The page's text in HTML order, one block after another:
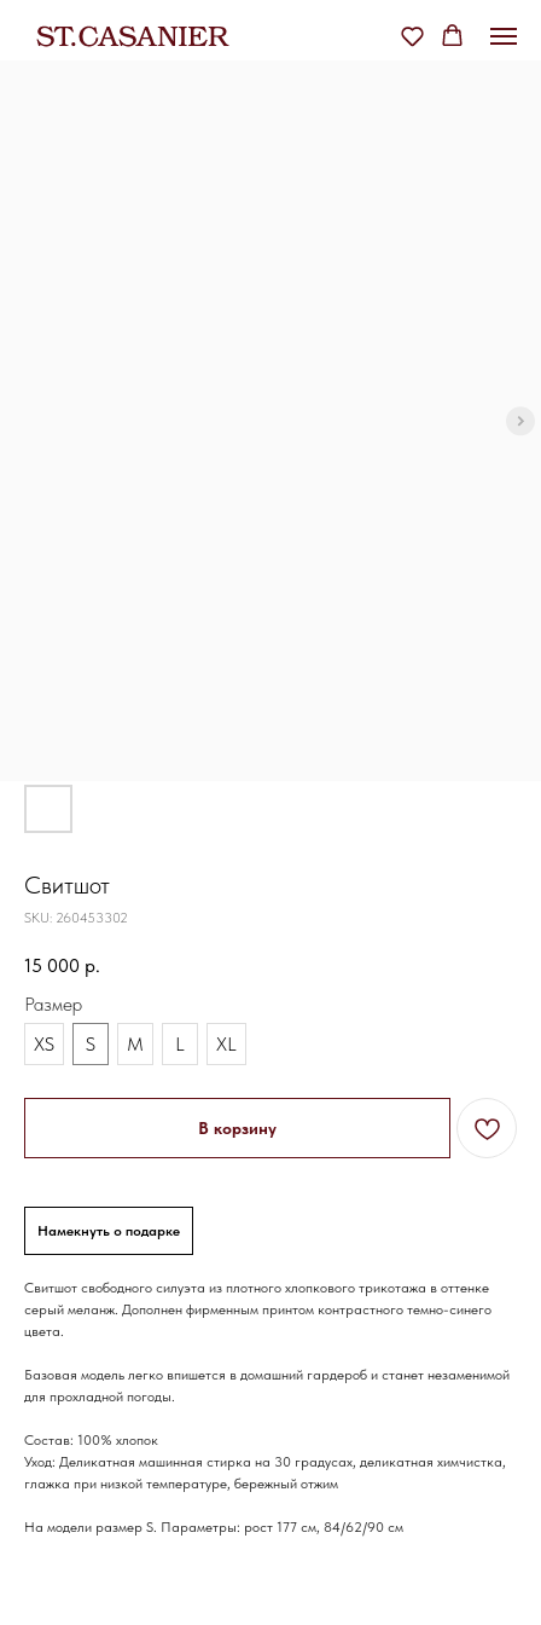
Свитшот
SKU: 260453302
15 000 р.
Размер
XS
S M L XL
В корзину
Намекнуть о подарке
Свитшот свободного силуэта из плотного хлопкового трикотажа в оттенке
серый меланж. Дополнен фирменным принтом контрастного темно-синего
цвета.
Базовая модель легко впишется в домашний гардероб и станет незаменимой
для прохладной погоды.
Cостав: 100% хлопок
Уход: Деликатная машинная стирка на 30 градусах, деликатная химчистка,
глажка при низкой температуре, бережный отжим
На модели размер S. Параметры: рост 177 см, 84/62/90 см